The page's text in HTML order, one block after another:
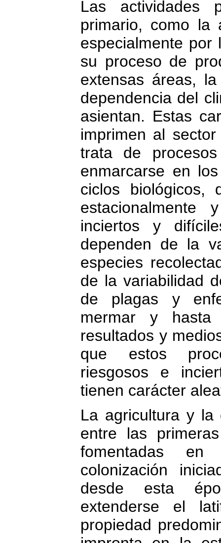
Las actividades
primario, como la
especialmente por
su proceso de
extensas áreas,
dependencia del
asientan. Estas
imprimen al
trata de
enmarcarse en
ciclos biológicos,
estacionalmente
inciertos y
dependen de la
especies
de la variabilidad
de plagas y
mermar y hasta
resultados y
que estos
riesgosos e
tienen carácter
La agricultura y la
entre las
fomentadas
colonización
desde esta
extenderse el
propiedad